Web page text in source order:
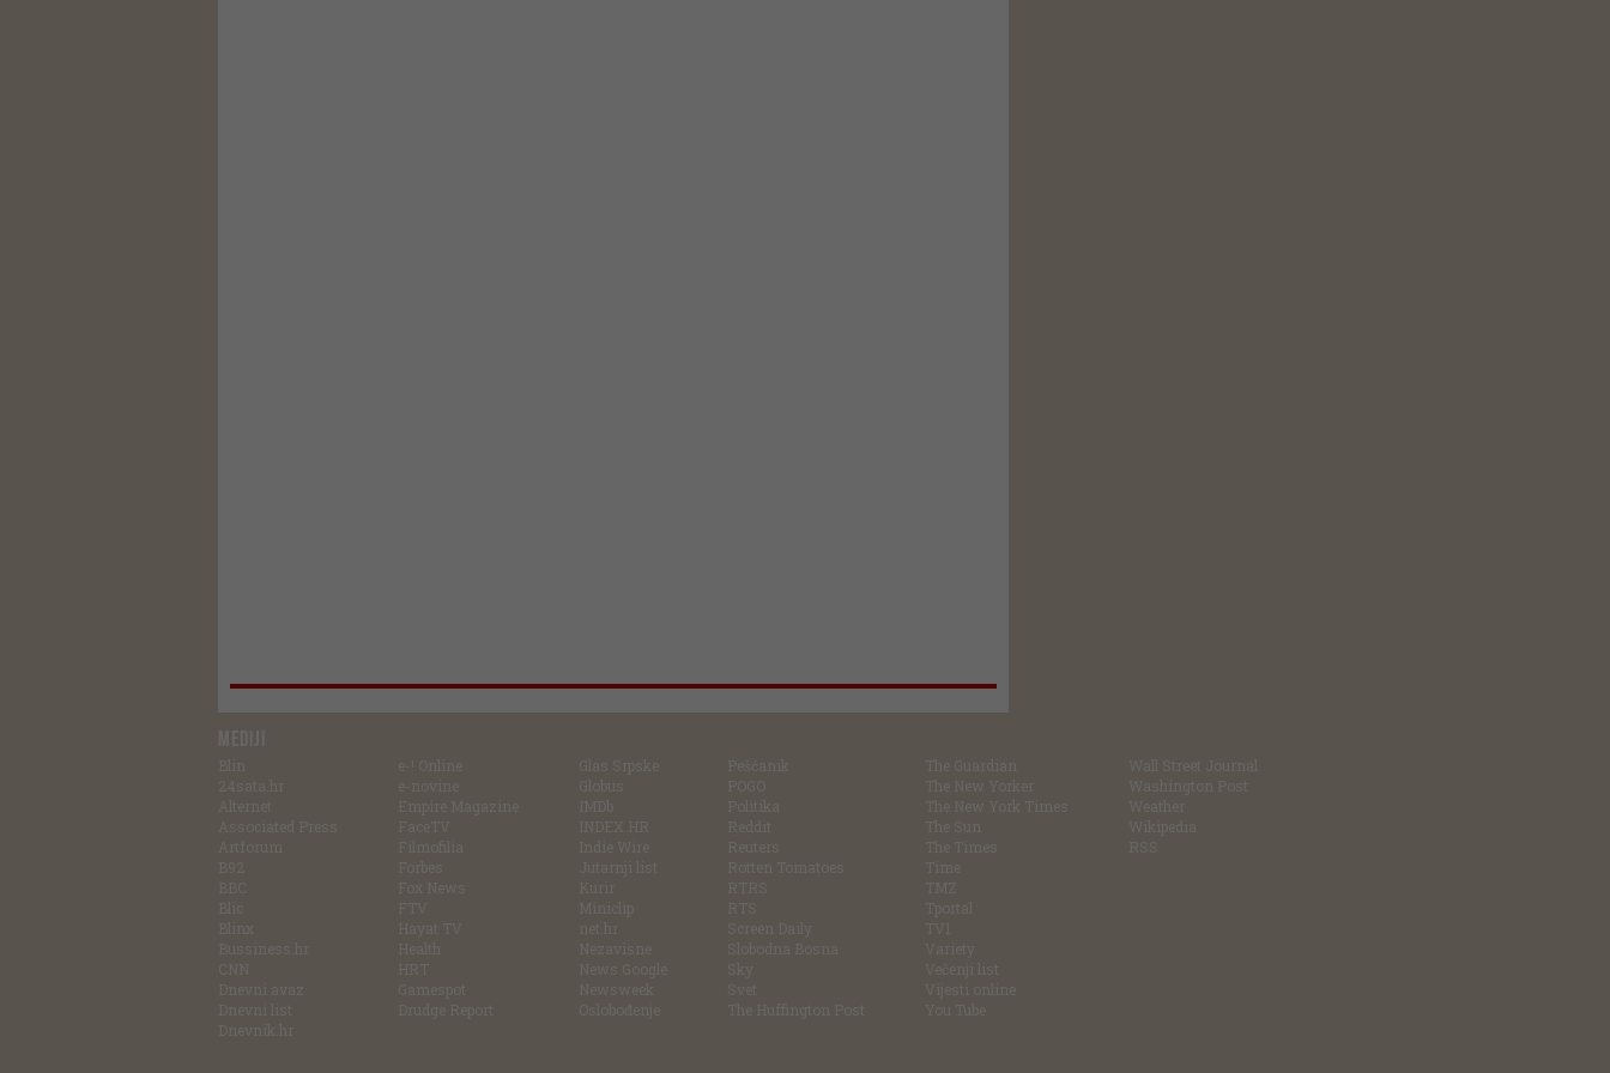
MEDIJI
Blin
24sata.hr
Alternet
Associated Press
Artforum
B92
BBC
Blic
Blinx
Bussiness.hr
CNN
Dnevni avaz
Dnevni list
Dnevnik.hr
e-! Online
e-novine
Empire Magazine
FaceTV
Filmofilia
Forbes
Fox News
FTV
Hayat TV
Health
HRT
Gamespot
Drudge Report
Glas Srpske
Globus
IMDb
INDEX.HR
Indie Wire
Jutarnji list
Kurir
Miniclip
net.hr
Nezavisne
News Google
Newsweek
Oslobođenje
Pešćanik
POGO
Politika
Reddit
Reuters
Rotten Tomatoes
RTRS
RTS
Screen Daily
Slobodna Bosna
Sky
Svet
The Huffington Post
The Guardian
The New Yorker
The New York Times
The Sun
The Times
Time
TMZ
Tportal
TV1
Variety
Večenji list
Vijesti online
You Tube
Wall Street Journal
Washington Post
Weather
Wikipedia
RSS